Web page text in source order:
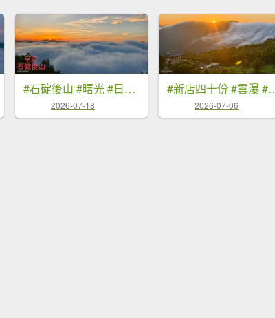
#石碇後山 #曙光 #日出 #雲海 7/18
2026-07-18
#新店四十份 #雲瀑 #翡
2026-07-06